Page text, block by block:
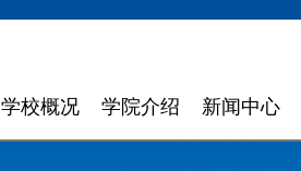
学校概况 学院介绍 新闻中心